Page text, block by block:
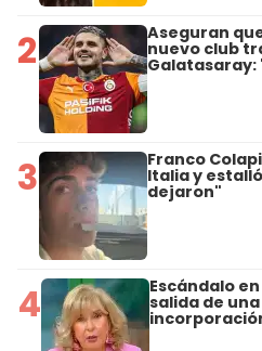
2 Aseguran
nuevo club
Galatasaray:
3 Franco
Italia y
dejaron"
4 Escándalo
salida de